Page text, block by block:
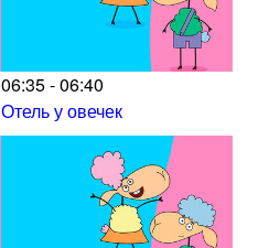
06:35 - 06:40
Отель у овечек